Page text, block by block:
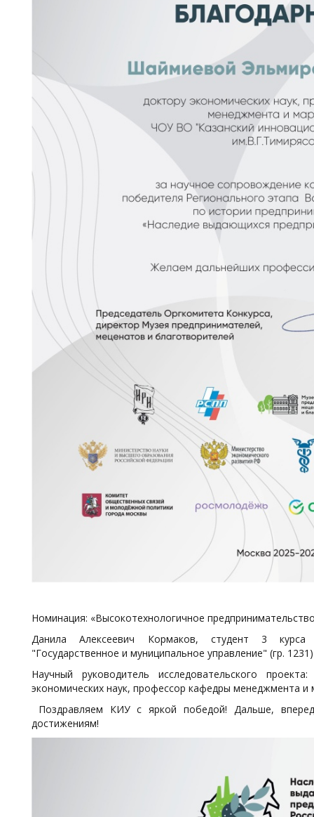
Номинация: «Высокотехнологичное
Данила Алексеевич Кормаков, студент 3 курса
"Государственное и муниципальное управление" (гр.
Научный руководитель исследовательского
экономических наук, профессор кафедры менеджмента и
Поздравляем КИУ с яркой победой! Дальше,
достижениям!